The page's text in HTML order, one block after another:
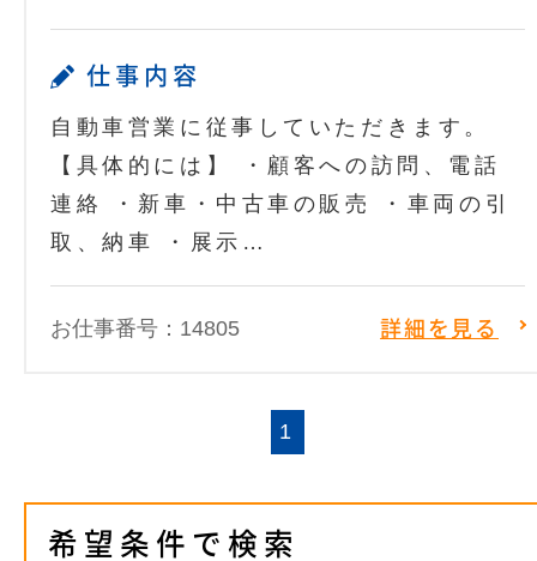
仕事内容
自動車営業に従事していただきます。
【具体的には】 ・顧客への訪問、電話
連絡 ・新車・中古車の販売 ・車両の引
取、納車 ・展示…
お仕事番号：14805 詳細を見る
1
希望条件で検索